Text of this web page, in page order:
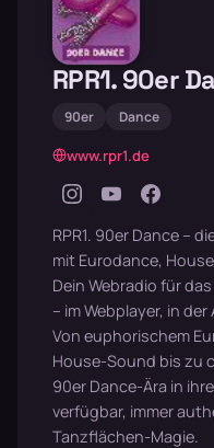
RPR1. 90er
90er Dance
www.rpr1.de
RPR1. 90er Dance –
mit Eurodance,
Dein Webradio für
– im Webplayer, in
Von euphorischem
House-Sound bis zu
90er Dance-Ära in
verfügbar, immer
Tanzflächen-Magie.